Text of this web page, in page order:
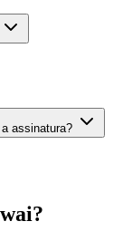
durante a assinatura?